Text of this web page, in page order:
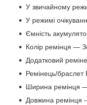
У звичайному
У режимі
Ємність
Колір ремінця —
Додатковий
Ремінець/браслет
Ширина ремінця
Довжина ремінця